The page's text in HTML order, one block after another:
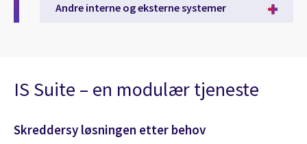
Andre interne og eksterne systemer
IS Suite – en modulær tjeneste
Skreddersy løsningen etter behov